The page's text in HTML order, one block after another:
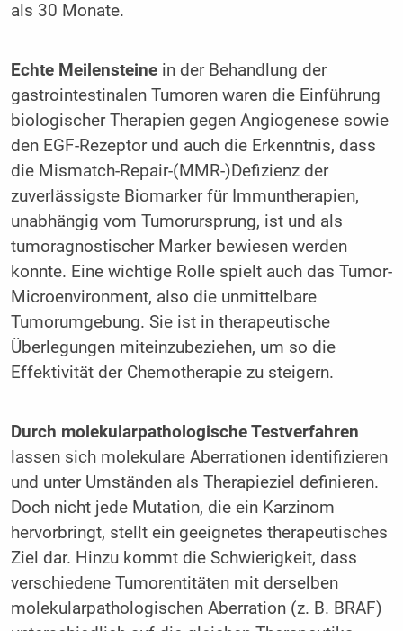
als 30 Monate.
Echte Meilensteinein der Behandlung der
gastrointestinalen Tumoren waren die Einführung
biologischer Therapien gegen Angiogenese sowie
den EGF-Rezeptor und auch die Erkenntnis, dass
die Mismatch-Repair-(MMR-)Defizienz der
zuverlässigste Biomarker für Immuntherapien,
unabhängig vom Tumorursprung, ist und als
tumoragnostischer Marker bewiesen werden
konnte. Eine wichtige Rolle spielt auch das Tumor-
Microenvironment, also die unmittelbare
Tumorumgebung. Sie ist in therapeutische
Überlegungen miteinzubeziehen, um so die
Effektivität der Chemotherapie zu steigern.
Durch molekularpathologische Testverfahren
lassen sich molekulare Aberrationen identifizieren
und unter Umständen als Therapieziel definieren.
Doch nicht jede Mutation, die ein Karzinom
hervorbringt, stellt ein geeignetes therapeutisches
Ziel dar. Hinzu kommt die Schwierigkeit, dass
verschiedene Tumorentitäten mit derselben
molekularpathologischen Aberration (z. B. BRAF)